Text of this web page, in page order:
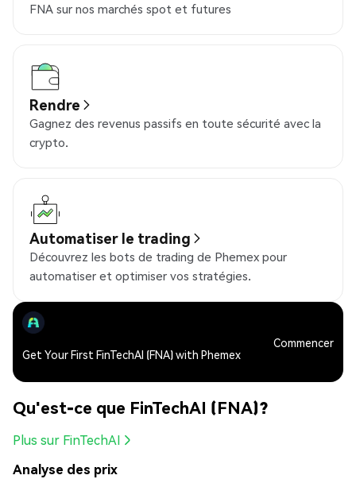
FNA sur nos marchés spot et futures
Rendre
Gagnez des revenus passifs en toute sécurité avec la
crypto.
Automatiser le trading
Découvrez les bots de trading de Phemex pour
automatiser et optimiser vos stratégies.
Get Your First FinTechAI (FNA) with Phemex
Commencer
Qu'est-ce que FinTechAI (FNA)?
Plus sur FinTechAI
Analyse des prix